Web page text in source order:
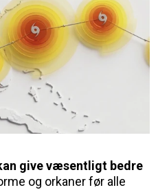
give væsentligt bedre
og orkaner før alle